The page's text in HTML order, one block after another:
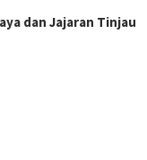
dan Jajaran Tinjau